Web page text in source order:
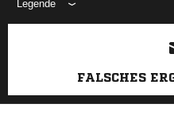
Legende
FALSCHES